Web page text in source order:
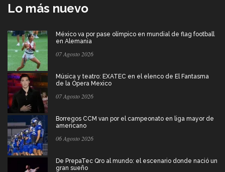
Lo más nuevo
México va por pase olímpico en mundial de flag football
en Alemania
07 Agosto 2026
Música y teatro: EXATEC en el elenco de El Fantasma
de la Ópera Mexico
07 Agosto 2026
Borregos CCM van por el campeonato en liga mayor de
americano
06 Agosto 2026
De PrepaTec Qro al mundo: el escenario donde nació un
gran sueño